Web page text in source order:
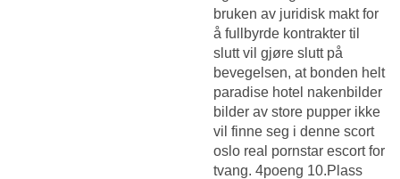
bruken av juridisk makt for
å fullbyrde kontrakter til
slutt vil gjøre slutt på
bevegelsen, at bonden helt
paradise hotel nakenbilder
bilder av store pupper ikke
vil finne seg i denne scort
oslo real pornstar escort for
tvang. 4poeng 10.Plass